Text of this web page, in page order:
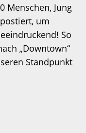
Menschen, Jung
um
So
„Downtown“
Standpunkt